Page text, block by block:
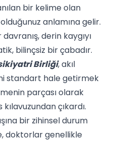
bir kelime olan
anlamına gelir.
derin kaygıyı
bilinçsiz bir çabadır.
Birliği, akıl
standart hale getirmek
parçası olarak
çıkardı.
bir zihinsel durum
doktorlar genellikle